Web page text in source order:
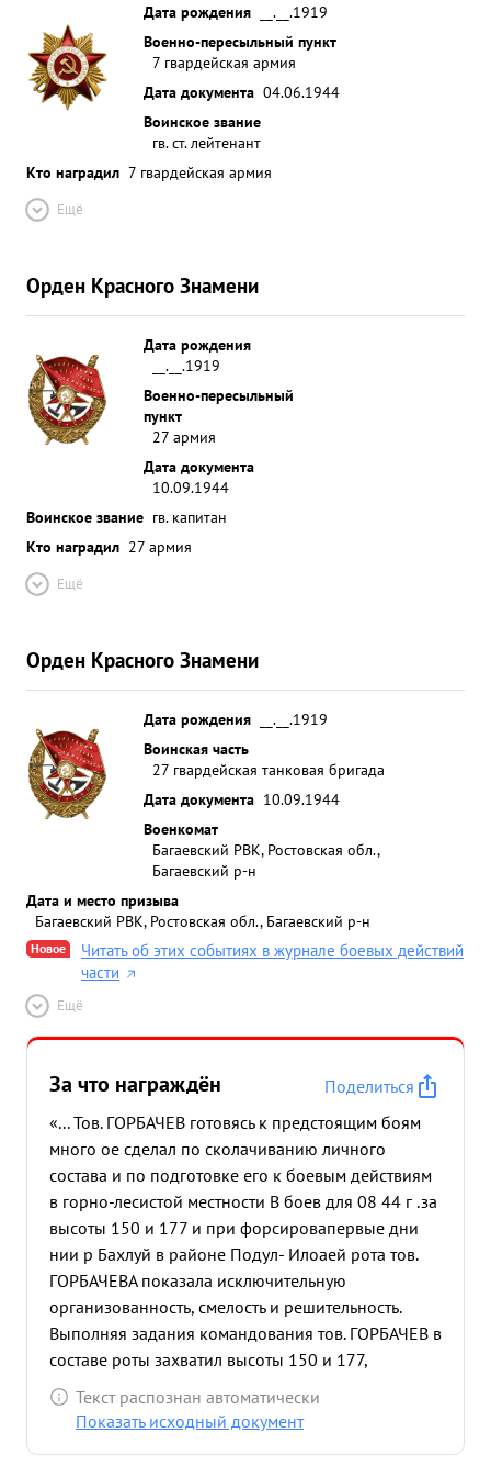
Дата рождения
__.__.1919
Военно-пересыльный пункт
7 гвардейская армия
Дата документа 04.06.1944
Воинское звание
гв. ст. лейтенант
Кто наградил 7 гвардейская армия
Ещё
Орден Красного Знамени
Дата рождения
__.__.1919
Военно-пересыльный
пункт
27 армия
Дата документа
10.09.1944
Воинское звание гв. капитан
Кто наградил 27 армия
Ещё
Орден Красного Знамени
Дата рождения
__.__.1919
Воинская часть
27 гвардейская танковая бригада
Дата документа 10.09.1944
Военкомат
Багаевский РВК, Ростовская обл.,
Багаевский р-н
Дата и место призыва
Багаевский РВК, Ростовская обл., Багаевский р-н
Новое
Читать об этих событиях в журнале боевых действий
части
Ещё
За что награждён
Поделиться
«... Тов. ГОРБАЧЕВ готовясь к предстоящим боям
много ое сделал по сколачиванию личного
состава и по подготовке его к боевым действиям
в горно-лесистой местности В боев для 08 44 г .за
высоты 150 и 177 и при форсировапервые дни
нии р Бахлуй в районе Подул- Илоаей рота тов.
ГОРБАЧЕВА показала исключительную
организованность, смелость и решительность.
Выполняя задания командования тов. ГОРБАЧЕВ в
составе роты захватил высоты 150 и 177,
переправился через р Бахлуй и развивая
дальнейшее наступление нанес противнику
Текст распознан автоматически
Показать исходный документ